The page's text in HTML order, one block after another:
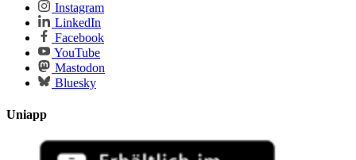
Instagram
LinkedIn
Facebook
YouTube
Mastodon
Bluesky
Uniapp